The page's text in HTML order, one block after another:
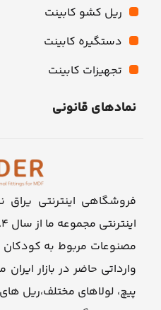
ریل کشو کابینت
دستگیره کابینت
تجهیزات کابینت
نمادهای قانونی
فروشگاهی اینترنتی یراق
مصنوعات مربوط به کودکان
وارداتی حاضر در بازار
پیچ، لولاهای مختلف،ریل